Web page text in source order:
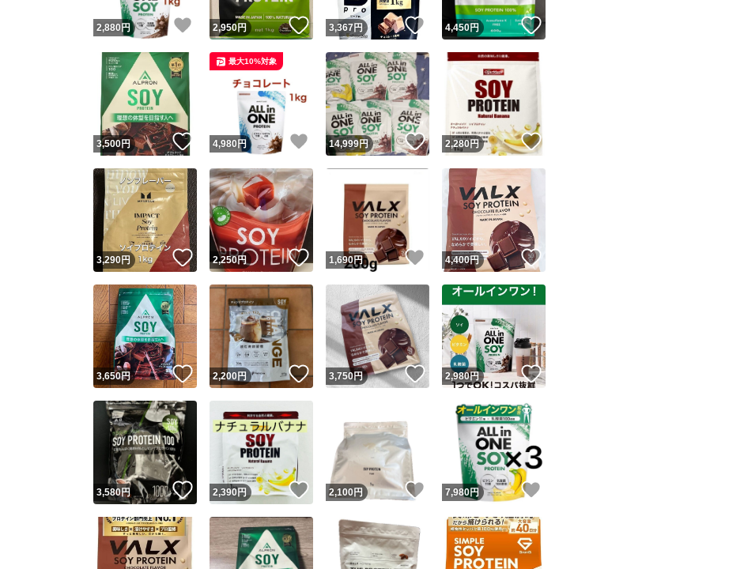
2,880 円 いいね！
2,950円 いいね！
3,367円 いいね！
4,450円 いいね！
3,500円 いいね！
4,980 円 いいね！
最大10%対象
14,999円 いいね！
2,280円
3,290円 いいね！
2,250円 いいね！
1,690円 いいね！
4,400円
3,650円 いいね！
2,200円 いいね！
3,750円 いいね！
2,980円 いいね！
3,580円 いいね！
2,390円 いいね！
2,100円 いいね！
7,980円